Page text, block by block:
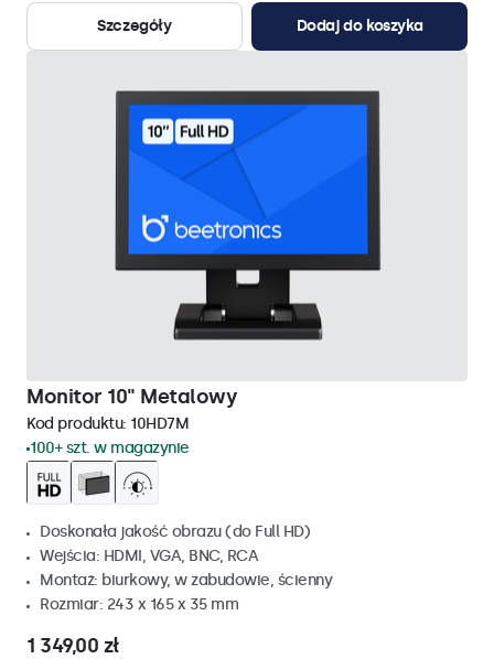
Szczegóły
Dodaj do koszyka
Monitor 10" Metalowy
Kod produktu: 10HD7M
100+ szt. w magazynie
Doskonała jakość obrazu (do Full HD)
Wejścia: HDMI, VGA, BNC, RCA
Montaż: biurkowy, w zabudowie, ścienny
Rozmiar: 243 x 165 x 35 mm
1 349,00 zł